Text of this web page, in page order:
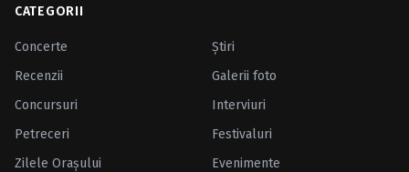
CATEGORII
Concerte
Ştiri
Recenzii
Galerii foto
Concursuri
Interviuri
Petreceri
Festivaluri
Zilele Oraşului
Evenimente